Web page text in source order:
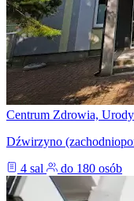
Centrum Zdrowia,
Dźwirzyno
4 sal
do 180 osób